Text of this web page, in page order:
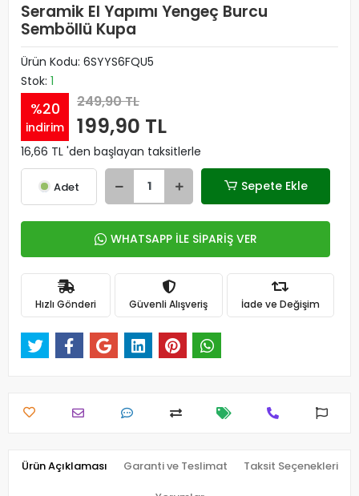
Seramik El Yapımı Yengeç Burcu
Semböllü Kupa
Ürün Kodu: 6SYYS6FQU5
Stok: 1
%20
indirim
249,90 TL
199,90 TL
16,66 TL 'den başlayan taksitlerle
Adet Sepete Ekle
WHATSAPP İLE SİPARİŞ VER
Hızlı Gönderi Güvenli Alışveriş İade ve Değişim
Ürün Açıklaması Garanti ve Teslimat Taksit Seçenekleri